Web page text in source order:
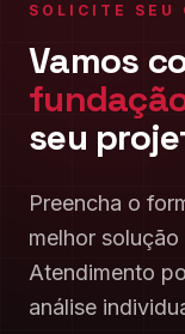
SOLICITE SEU
Vamos
seu
Preencha o
melhor
Atendimento
análise